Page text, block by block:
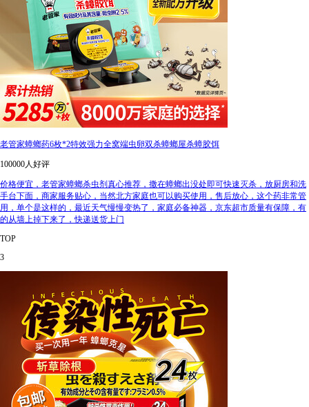
老管家蟑螂药6枚*2特效强力全窝端虫卵双杀蟑螂屋杀蟑胶饵
100000人好评
价格便宜，老管家蟑螂杀虫剂真心推荐，撒在蟑螂出没处即可快速灭杀，放厨房和洗
手台下面，商家服务贴心，当然北方家庭也可以购买使用，售后放心，这个药非常管
用，单个是这样的，最近天气慢慢变热了，家庭必备神器，京东超市质量有保障，有
的从墙上掉下来了，快递送货上门
TOP
3